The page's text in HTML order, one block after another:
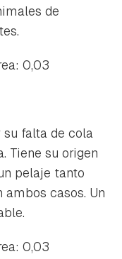
de
0,03
su falta de cola
Tiene su origen
pelaje tanto
casos. Un
0,03